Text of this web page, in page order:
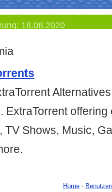
18.08.2020
ExtraTorrent
TV Shows, Music,
Home -